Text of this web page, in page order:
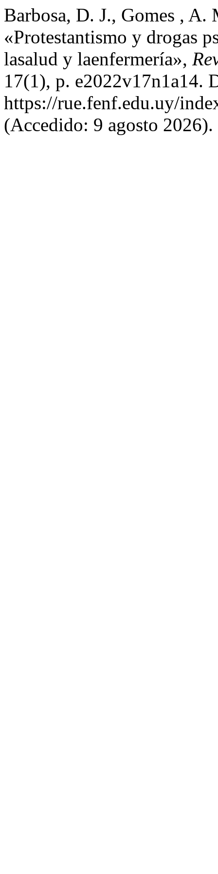
Barbosa, D. J., Gomes ,
«Protestantismo y drogas
lasalud y laenfermería»,
17(1), p. e2022v17n1a14.
https://rue.fenf.edu.uy/
(Accedido: 9 agosto 2026).